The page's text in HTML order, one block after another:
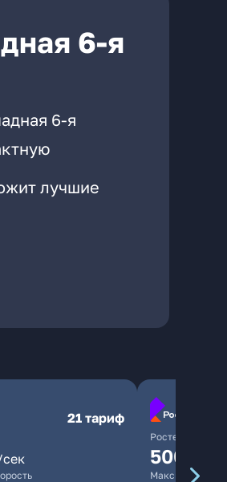
6-я
6-я
лучшие
21 тариф
Ростелеком
500
Максимальная